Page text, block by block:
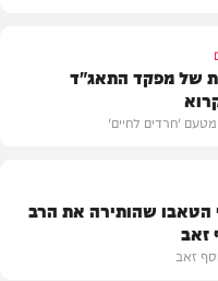
של מפקד התאג"ד
'חרדים לחיים'
הטאבו שהותירה את הרב
זאב
זאב